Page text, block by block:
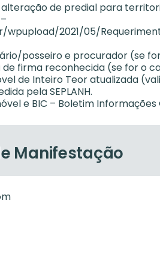
de predial para
wpupload/2021/05/
posseiro e procurador (se
firma reconhecida (se for o
de Inteiro Teor atualizada
pela SEPLANH.
e BIC – Boletim Informações
Manifestação